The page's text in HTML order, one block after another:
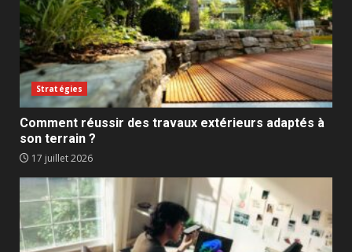
Stratégies
Comment réussir des travaux extérieurs adaptés à
son terrain ?
17 juillet 2026